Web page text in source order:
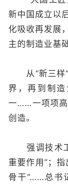
新中国成立以
化吸收再发展
主的制造业基
从“新三样”
界，再到制
一……一项项高
创造。
强调技术工
重要作用”；
骨干”……总书